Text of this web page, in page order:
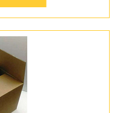
КОРОБКИ ДЛЯ ОБУВИ